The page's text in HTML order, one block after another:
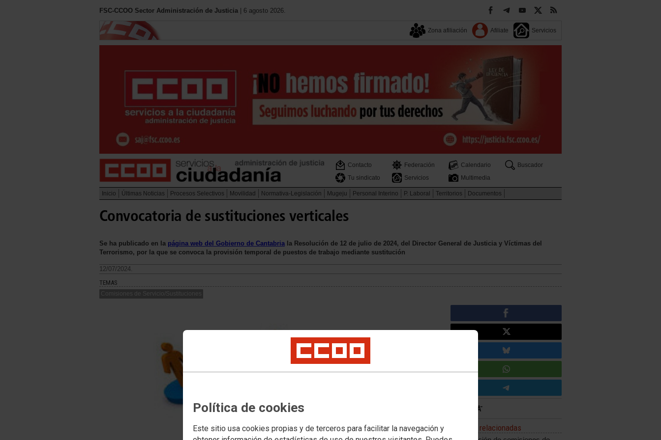
Política de cookies
Este sitio usa cookies propias y de terceros para facilitar la navegación y
FSC-CCOO Sector Administración de Justicia | 6 agosto 2026.
Zona afiliación Afiliate Servicios
Contacto Federación Calendario
Buscador
Tu sindicato
Servicios Multimedia
Inicio Últimas Noticias Procesos Selectivos Movilidad Normativa-Legislación Mugeju Personal Interino P. Laboral Territorios Documentos
Convocatoria de sustituciones verticales
Se ha publicado en la página web del Gobierno de Cantabria la Resolución de 12 de julio de 2024, del Director General de Justicia y Víctimas del
Terrorismo, por la que se convoca la provisión temporal de puestos de trabajo mediante sustitución
12/07/2024.
TEMAS
Comisiones de Servicio/Sustituciones
Noticias relacionadas